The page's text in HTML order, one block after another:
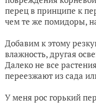
перец в принципе к
чем те же помидоры,
Добавим к этому
влажность, другая
Далеко не все
переезжают из сада
У меня рос горький